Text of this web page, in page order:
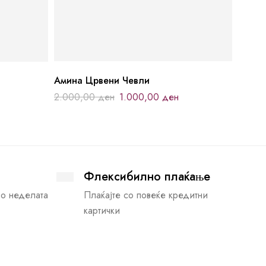
Амина Црвени Чевли
2.000,00ден 1.000,00 ден
неделата
Флексибилно плаќање
Плаќајте со повеќе кредитни
картички